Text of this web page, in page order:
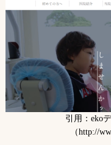
ekoデンタルクリニ
ekoデンタルクリニ
ekoデンタルクリニ
基本情報
引用：eko
（http://